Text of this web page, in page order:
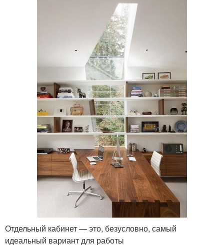
Отдельный кабинет — это, безусловно, самый
идеальный вариант для работы